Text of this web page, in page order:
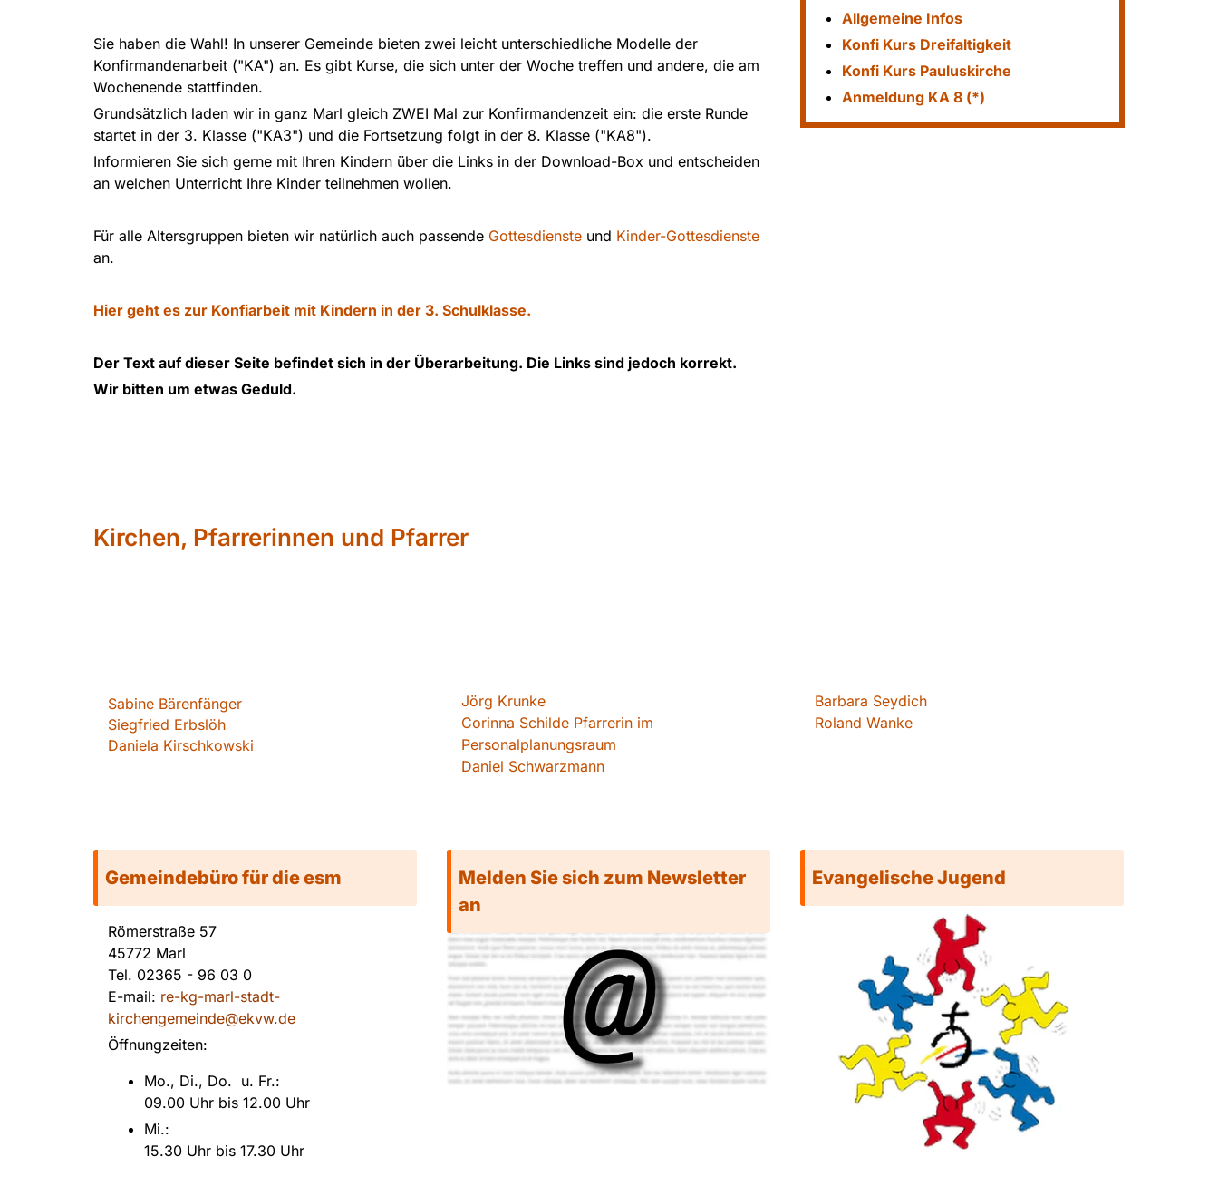
Sie haben die Wahl! In unserer Gemeinde bieten zwei leicht unterschiedliche Modelle der
Konfirmandenarbeit ("KA") an. Es gibt Kurse, die sich unter der Woche treffen und andere, die am
Wochenende stattfinden.
Grundsätzlich laden wir in ganz Marl gleich ZWEI Mal zur Konfirmandenzeit ein: die erste Runde
startet in der 3. Klasse ("KA3") und die Fortsetzung folgt in der 8. Klasse ("KA8").
Informieren Sie sich gerne mit Ihren Kindern über die Links in der Download-Box und entscheiden
an welchen Unterricht Ihre Kinder teilnehmen wollen.
Für alle Altersgruppen bieten wir natürlich auch passende Gottesdienste und Kinder-Gottesdienste
an.
Hier geht es zur Konfiarbeit mit Kindern in der 3. Schulklasse.
Der Text auf dieser Seite befindet sich in der Überarbeitung. Die Links sind jedoch korrekt.
Wir bitten um etwas Geduld.
Allgemeine Infos
Konfi Kurs Dreifaltigkeit
Konfi Kurs Pauluskirche
Anmeldung KA 8 (*)
Kirchen, Pfarrerinnen und Pfarrer
Sabine Bärenfänger
Siegfried Erbslöh
Daniela Kirschkowski
Jörg Krunke
Corinna Schilde Pfarrerin im
Personalplanungsraum
Daniel Schwarzmann
Barbara Seydich
Roland Wanke
Gemeindebüro für die esm
Römerstraße 57
45772 Marl
Tel. 02365 - 96 03 0
E-mail: re-kg-marl-stadt-
kirchengemeinde@ekvw.de
Öffnungzeiten:
Mo., Di., Do. u. Fr.:
09.00 Uhr bis 12.00 Uhr
Mi.:
15.30 Uhr bis 17.30 Uhr
Melden Sie sich zum Newsletter
an
Evangelische Jugend